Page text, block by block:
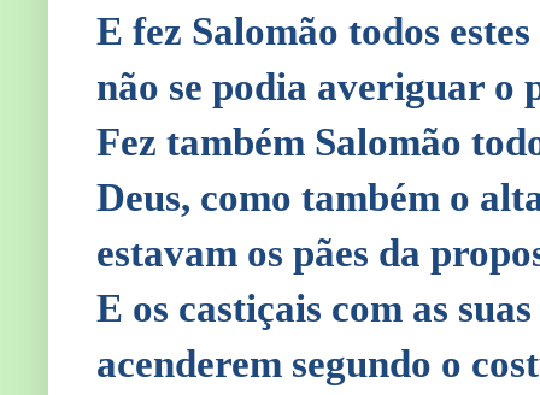
E fez Salomão todos
não se podia averiguar o
Fez também Salomão
Deus, como também o
estavam os pães da
E os castiçais com as
acenderem segundo o